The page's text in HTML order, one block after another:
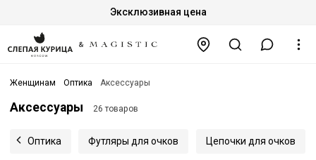
Эксклюзивная цена
Женщинам Оптика Аксессуары
Аксессуары 26 товаров
Оптика Футляры для очков Цепочки для очков